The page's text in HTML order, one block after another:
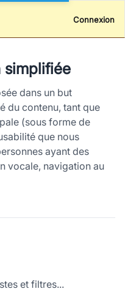
Connexion
simplifiée
dans un but
du contenu, tant que
(sous forme de
que nous
ayant des
vocale, navigation au
et filtres...